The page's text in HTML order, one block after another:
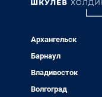
Архангельск
Барнаул
Владивосток
Волгоград